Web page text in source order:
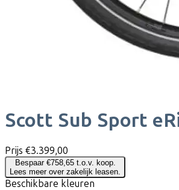
Scott Sub Sport
Prijs €3.399,00
Bespaar €758,65 t.o.v. koop.
Lees meer over zakelijk leasen.
Beschikbare kleuren